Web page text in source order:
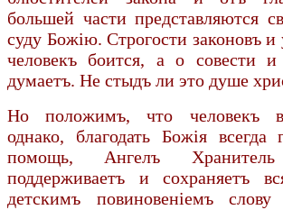
большей части представляются
суду Божiю. Строгости законовъ и
человекъ боится, а о совести
думаетъ. Не стыдъ ли это душе
Но положимъ, что человекъ
однако, благодать Божiя всегда
помощь, Ангелъ Хранитель
поддерживаетъ и сохраняетъ
детскимъ повиновенiемъ